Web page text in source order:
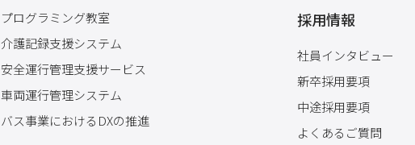
プログラミング教室
介護記録支援システム
安全運行管理支援サービス
車両運行管理システム
バス事業におけるDXの推進
採用情報
社員インタビュー
新卒採用要項
中途採用要項
よくあるご質問